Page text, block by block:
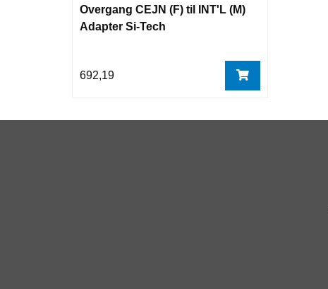
Overgang CEJN (F) til INT'L (M)
Adapter Si-Tech
692,19